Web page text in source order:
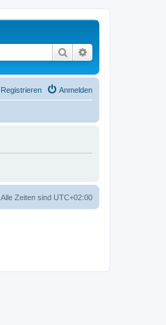
Suche
Anmelden
Registrieren
Alle Zeiten sind UTC+02:00